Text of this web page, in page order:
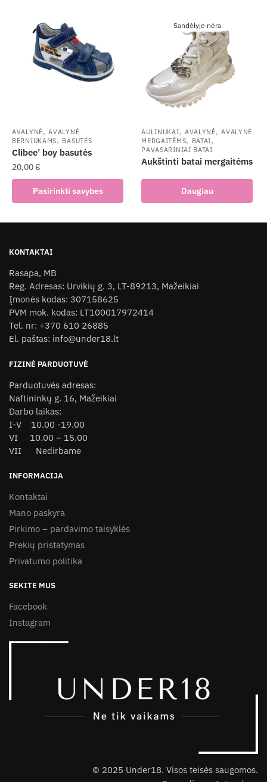
variants.
options
the
product
be
chosen
product
page
AVALYNĖ,AVALYNĖ
BERNIUKAMS, BASUTĖS
Clibee’ boy basutės
20,00€
Pasirinkti savybes
product
options
may
be
chosen
on
the
product
Sandėlyje nėra
AULINUKAI, AVALYNĖ,AVALYNĖ
MERGAITĖMS, BATAI,
PAVASARINIAI BATAI
Aukštinti batai mergaitėms
Daugiau
KONTAKTAI
Rasapa, MB
Reg. Adresas: Urvikių g. 3, LT-89213, Mažeikiai
Įmonės kodas: 307158625
PVM mok. kodas: LT100017972414
Tel. nr: +370 610 26885
El. paštas: info@under18.lt
FIZINĖ PARDUOTUVĖ
Parduotuvės adresas:
Naftininkų g. 16, Mažeikiai
Darbo laikas:
I-V 10.00 -19.00
VI 10.00 – 15.00
VII Nedirbame
INFORMACIJA
Kontaktai
Mano paskyra
Pirkimo – pardavimo taisyklės
Prekių pristatymas
Privatumo politika
SEKITE MUS
Facebook
Instagram
© 2025 Under18. Visos teisės saugomos.